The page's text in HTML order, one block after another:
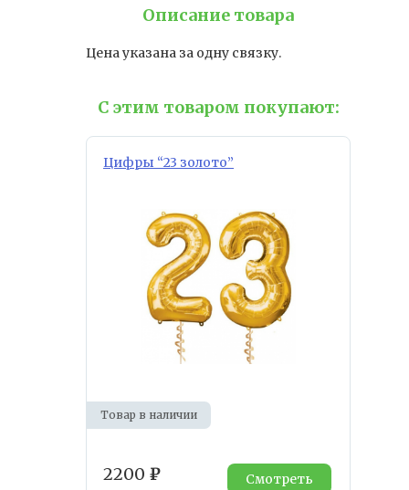
Описание товара
Цена указана за одну связку.
С этим товаром покупают:
Цифры “23 золото”
Товар в наличии
2200 ₽ Смотреть